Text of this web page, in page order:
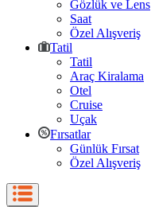
Gözlük ve Lens
Saat
Özel Alışveriş
Tatil
Tatil
Araç Kiralama
Otel
Cruise
Uçak
Fırsatlar
Günlük Fırsat
Özel Alışveriş